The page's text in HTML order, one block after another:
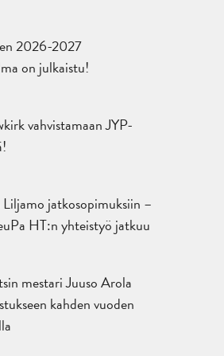
2026-2027
on julkaistu!
vahvistamaan JYP-
jatkosopimuksiin –
HT:n yhteistyö jatkuu
mestari Juuso Arola
kahden vuoden